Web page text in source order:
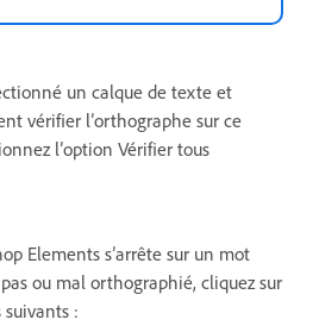
un calque de texte et
vérifier l’orthographe sur ce
l’option Vérifier tous
Elements s’arrête sur un mot
ou mal orthographié, cliquez sur
suivants :